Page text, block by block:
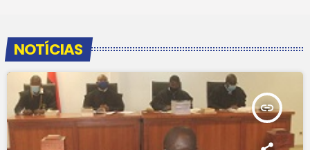
NOTÍCIAS
insert_link